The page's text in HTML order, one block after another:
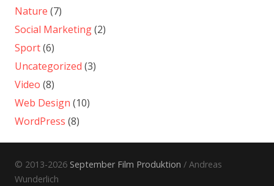
Nature (7)
Social Marketing(2)
Sport(6)
Uncategorized (3)
Video (8)
Web Design (10)
WordPress (8)
© 2013-2026 September Film Produktion / Andreas
Wunderlich